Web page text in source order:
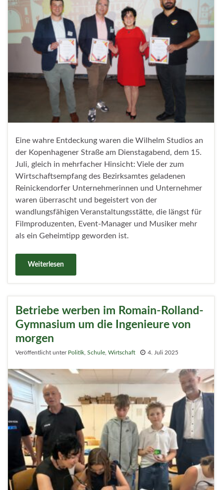
Eine wahre Entdeckung waren die Wilhelm Studios an
der Kopenhagener Straße am Dienstagabend, dem 15.
Juli, gleich in mehrfacher Hinsicht: Viele der zum
Wirtschaftsempfang des Bezirksamtes geladenen
Reinickendorfer Unternehmerinnen und Unternehmer
waren überrascht und begeistert von der
wandlungsfähigen Veranstaltungsstätte, die längst für
Filmproduzenten, Event-Manager und Musiker mehr
als ein Geheimtipp geworden ist.
Weiterlesen
Betriebe werben im Romain-Rolland-
Gymnasium um die Ingenieure von
morgen
Veröffentlicht unter Politik, Schule, Wirtschaft 4. Juli 2025